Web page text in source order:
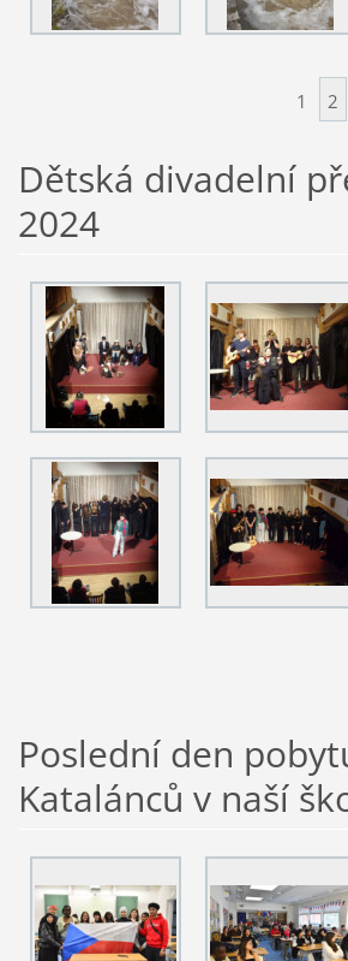
1 2
Dětská divadelní
2024
Poslední den
Katalánců v naší